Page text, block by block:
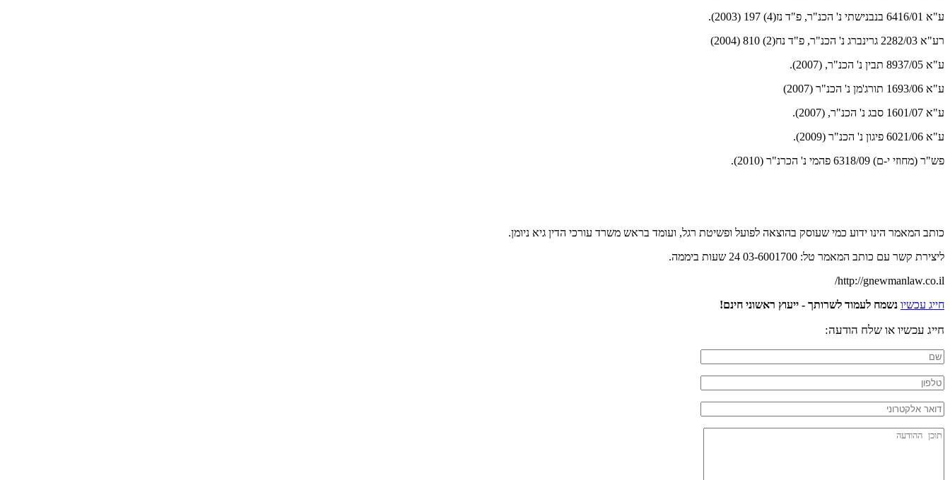
ע"א 6416/01 בנבנישתי נ' הכנ"ר, פ"ד נז(4) 197 (2003).
רע"א 2282/03 גרינברג נ' הכנ"ר, פ"ד נח(2) 810 (2004)
ע"א 8937/05 תבין נ' הכנ"ר, (2007).
ע"א 1693/06 תורג'מן נ' הכנ"ר (2007)
ע"א 1601/07 סבג נ' הכנ"ר, (2007).
ע"א 6021/06 פיגון נ' הכנ"ר (2009).
פש"ר (מחוזי י-ם) 6318/09 פהמי נ' הכרנ"ר (2010).
כותב המאמר הינו ידוע כמי שעוסק בהוצאה לפועל ופשיטת רגל, ועומד בראש משרד עורכי הדין גיא ניומן.
ליצירת קשר עם כותב המאמר טל: 03-6001700 24 שעות ביממה.
http://gnewmanlaw.co.il/
חייג עכשיו נשמח לעמוד לשרותך - ייעוץ ראשוני חינם!
חייג עכשיו או שלח הודעה: